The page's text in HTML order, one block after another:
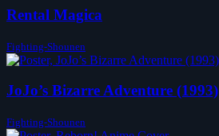
Rental Magica
Fighting-Shounen
JoJo’s Bizarre Adventure (1993)
Fighting-Shounen